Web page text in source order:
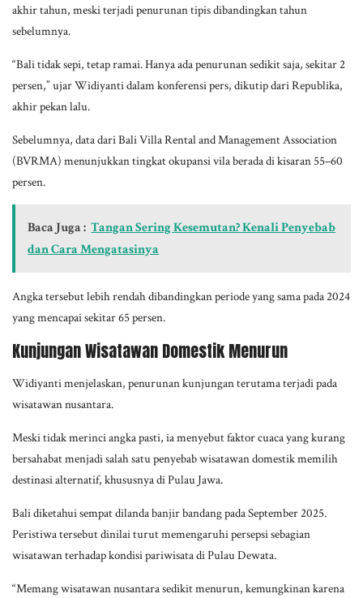
akhir tahun, meski terjadi penurunan tipis dibandingkan tahun
sebelumnya.
“Bali tidak sepi, tetap ramai. Hanya ada penurunan sedikit saja, sekitar 2
persen,” ujar Widiyanti dalam konferensi pers, dikutip dari Republika,
akhir pekan lalu.
Sebelumnya, data dari Bali Villa Rental and Management Association
(BVRMA) menunjukkan tingkat okupansi vila berada di kisaran 55–60
persen.
Baca Juga : Tangan Sering Kesemutan? Kenali Penyebab
dan Cara Mengatasinya
Angka tersebut lebih rendah dibandingkan periode yang sama pada 2024
yang mencapai sekitar 65 persen.
Kunjungan Wisatawan Domestik Menurun
Widiyanti menjelaskan, penurunan kunjungan terutama terjadi pada
wisatawan nusantara.
Meski tidak merinci angka pasti, ia menyebut faktor cuaca yang kurang
bersahabat menjadi salah satu penyebab wisatawan domestik memilih
destinasi alternatif, khususnya di Pulau Jawa.
Bali diketahui sempat dilanda banjir bandang pada September 2025.
Peristiwa tersebut dinilai turut memengaruhi persepsi sebagian
wisatawan terhadap kondisi pariwisata di Pulau Dewata.
“Memang wisatawan nusantara sedikit menurun, kemungkinan karena